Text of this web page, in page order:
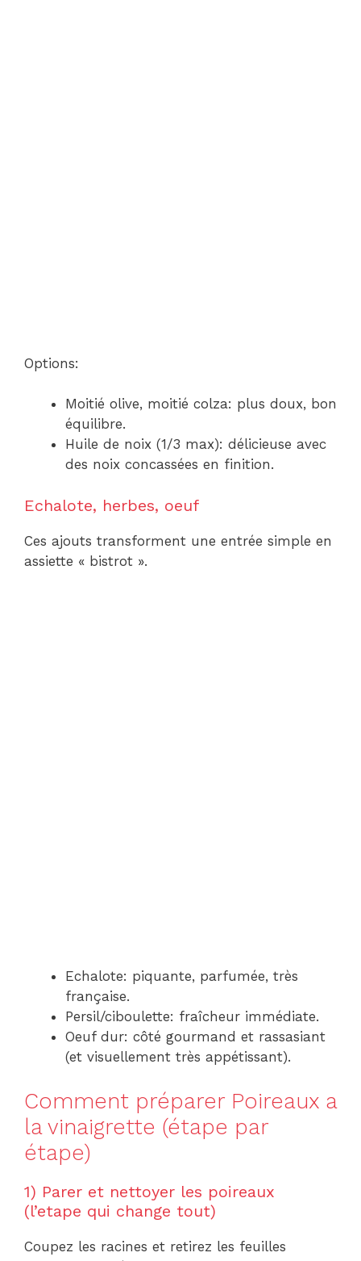
Options:
Moitié olive, moitié colza: plus doux, bon
équilibre.
Huile de noix (1/3 max): délicieuse avec
des noix concassées en finition.
Echalote, herbes, oeuf
Ces ajouts transforment une entrée simple en
assiette « bistrot ».
Echalote: piquante, parfumée, très
française.
Persil/ciboulette: fraîcheur immédiate.
Oeuf dur: côté gourmand et rassasiant
(et visuellement très appétissant).
Comment préparer Poireaux a
la vinaigrette (étape par
étape)
1) Parer et nettoyer les poireaux
(l’etape qui change tout)
Coupez les racines et retirez les feuilles